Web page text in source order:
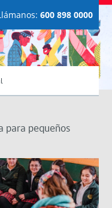
600 898 0000
para pequeños